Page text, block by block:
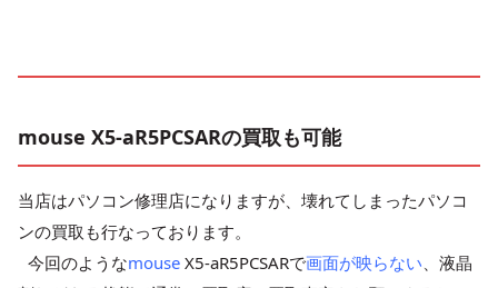
mouse X5-aR5PCSARの買取も可能
当店はパソコン修理店になりますが、壊れてしまったパソコ
ンの買取も行なっております。
今回のようなmouse X5-aR5PCSARで画面が映らない、液晶